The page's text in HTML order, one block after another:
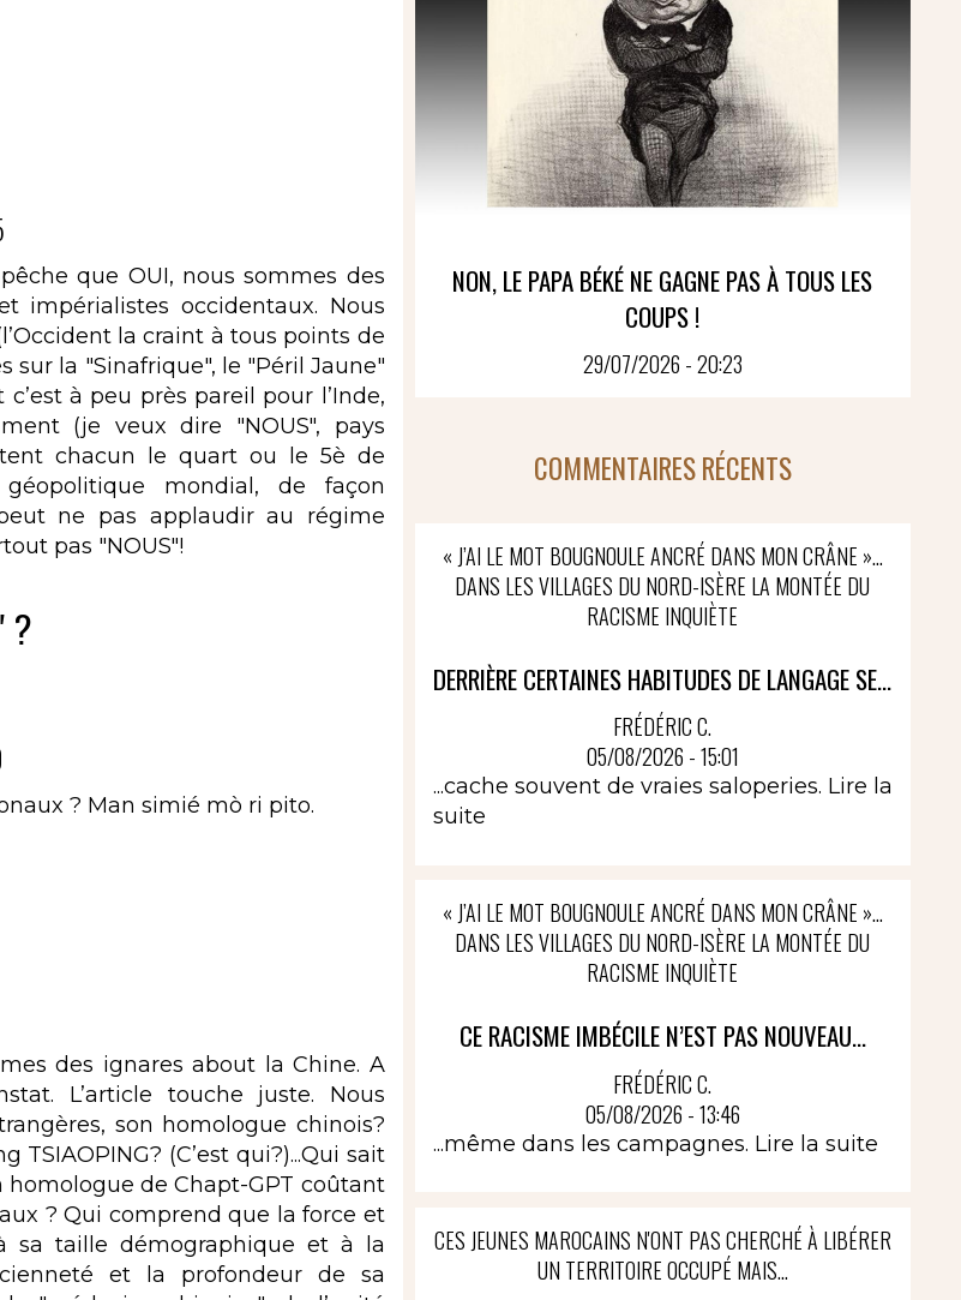
que OUI, nous sommes des
impérialistes occidentaux. Nous
la craint à tous points de
sur la "Sinafrique", le "Péril Jaune"
à peu près pareil pour l’Inde,
(je veux dire "NOUS", pays
chacun le quart ou le 5è de
mondial, de façon
ne pas applaudir au régime
pas "NOUS"!
?
? Man simié mò ri pito.
des ignares about la Chine. A
L’article touche juste. Nous
son homologue chinois?
(C’est qui?)...Qui sait
homologue de Chapt-GPT coûtant
? Qui comprend que la force et
sa taille démographique et à la
et la profondeur de sa
NON, LE PAPA BÉKÉ NE GAGNE PAS À TOUS LES
COUPS !
29/07/2026 - 20:23
COMMENTAIRES RÉCENTS
« J’AI LE MOT BOUGNOULE ANCRÉ DANS MON CRÂNE »…
DANS LES VILLAGES DU NORD-ISÈRE LA MONTÉE DU
RACISME INQUIÈTE
DERRIÈRE CERTAINES HABITUDES DE LANGAGE SE...
FRÉDÉRIC C.
05/08/2026 - 15:01
...cache souvent de vraies saloperies. Lire la
suite
« J’AI LE MOT BOUGNOULE ANCRÉ DANS MON CRÂNE »…
DANS LES VILLAGES DU NORD-ISÈRE LA MONTÉE DU
RACISME INQUIÈTE
CE RACISME IMBÉCILE N’EST PAS NOUVEAU...
FRÉDÉRIC C.
05/08/2026 - 13:46
...même dans les campagnes. Lire la suite
CES JEUNES MAROCAINS N'ONT PAS CHERCHÉ À LIBÉRER
UN TERRITOIRE OCCUPÉ MAIS...